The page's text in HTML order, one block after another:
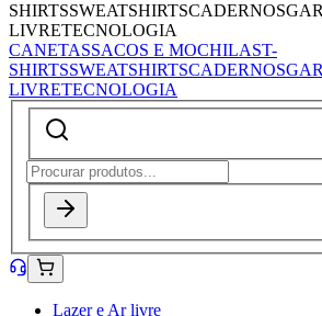
SHIRTSSWEATSHIRTSCADERNOS
LIVRETECNOLOGIA
CANETASSACOS E MOCHILAST-
SHIRTSSWEATSHIRTSCADERNOS
LIVRETECNOLOGIA
Lazer e Ar livre